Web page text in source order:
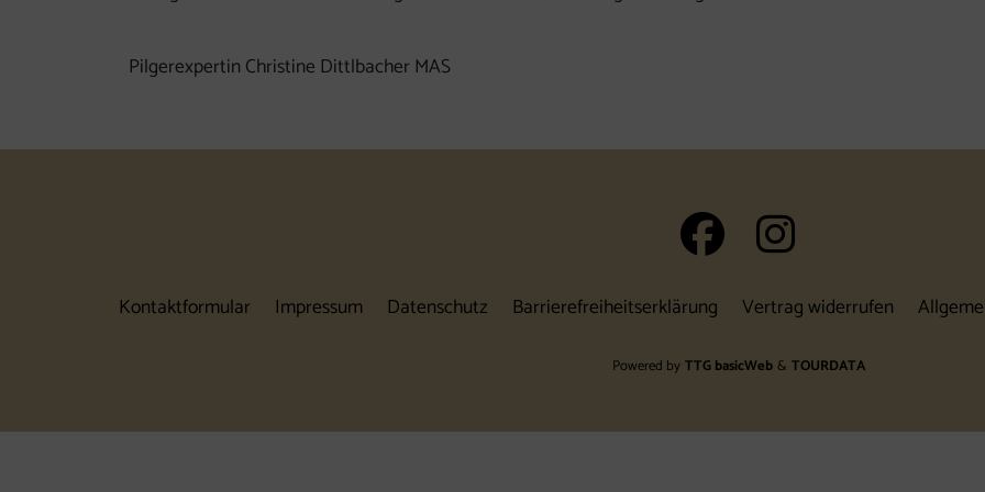
Pilgerexpertin Christine Dittlbacher MAS
auf
Kontaktformular Impressum Datenschutz Barrierefreiheitserklärung Vertrag widerrufen
Powered byTTG basicWeb & TOURDATA